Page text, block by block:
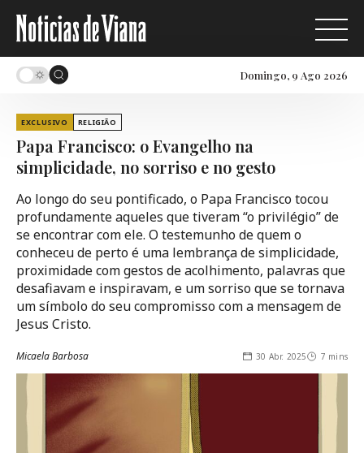
Domingo, 9 Ago 2026
EXCLUSIVO RELIGIÃO
Papa Francisco: o Evangelho na
simplicidade, no sorriso e no gesto
Ao longo do seu pontificado, o Papa Francisco tocou
profundamente aqueles que tiveram “o privilégio” de
se encontrar com ele. O testemunho de quem o
conheceu de perto é uma lembrança de simplicidade,
proximidade com gestos de acolhimento, palavras que
desafiavam e inspiravam, e um sorriso que se tornava
um símbolo do seu compromisso com a mensagem de
Jesus Cristo.
Micaela Barbosa 30 Abr. 2025 7 mins